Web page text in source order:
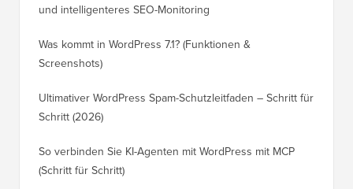
und intelligenteres SEO-Monitoring
Was kommt in WordPress 7.1? (Funktionen &
Screenshots)
Ultimativer WordPress Spam-Schutzleitfaden – Schritt für
Schritt (2026)
So verbinden Sie KI-Agenten mit WordPress mit MCP
(Schritt für Schritt)